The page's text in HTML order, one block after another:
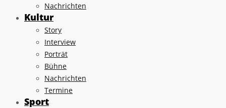
Nachrichten
Kultur
Story
Interview
Porträt
Bühne
Nachrichten
Termine
Sport